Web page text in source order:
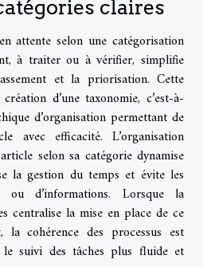
claires
attente selon une catégorisation
à traiter ou à vérifier, simplifie
et la priorisation. Cette
d’une taxonomie, c’est-à-
d’organisation permettant de
avec efficacité. L’organisation
selon sa catégorie dynamise
la gestion du temps et évite les
ou d’informations. Lorsque la
centralise la mise en place de ce
la cohérence des processus est
suivi des tâches plus fluide et